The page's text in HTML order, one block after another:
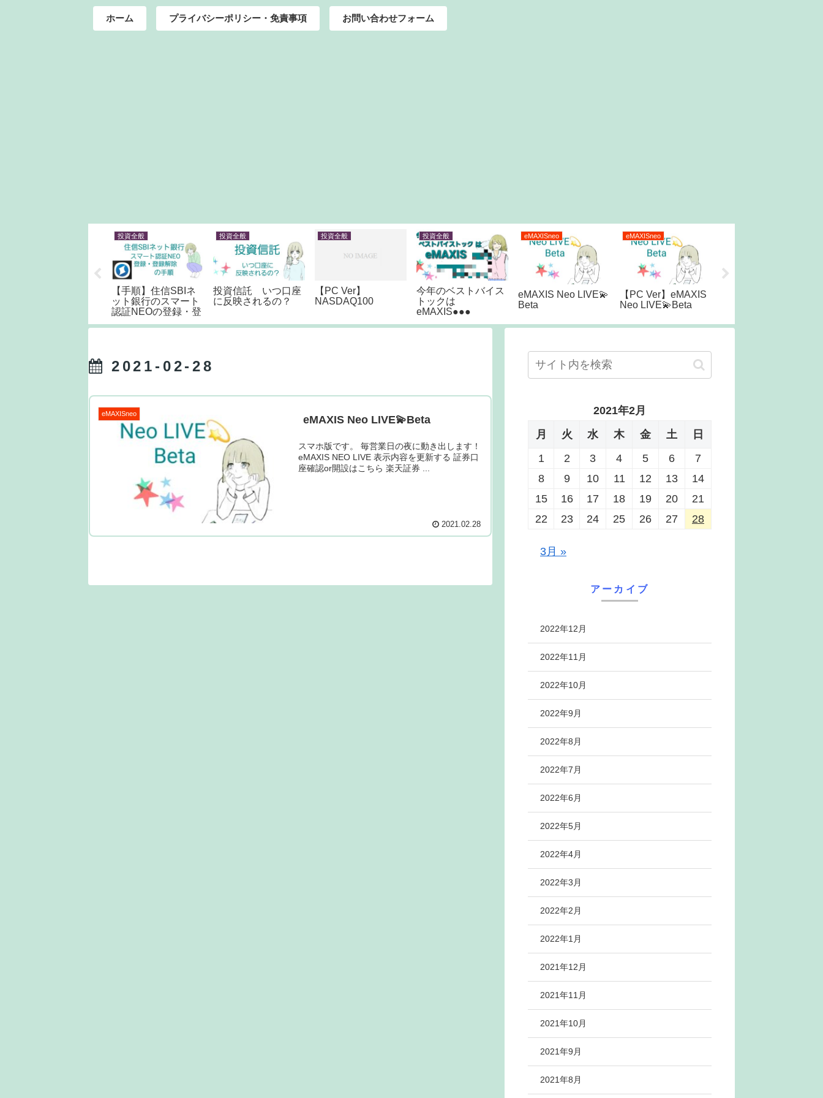
ホーム プライバシーポリシー・免責事項 お問い合わせフォーム
投資全般
【手順】住信SBIネ
ット銀行のスマート
認証NEOの登録・登
録解除
投資全般
投資信託 いつ口座
に反映されるの？
投資全般
【PC Ver】
NASDAQ100
投資全般
今年のベストバイス
トックは
eMAXIS●●●
eMAXISneo
eMAXIS Neo LIVE💫
Beta
eMAXISneo
【PC Ver】eMAXIS
Neo LIVE💫Beta
2021-02-28
eMAXISneo
eMAXIS Neo LIVE💫Beta
スマホ版です。 毎営業日の夜に動き出します！
eMAXIS NEO LIVE 表示内容を更新する 証券口
座確認or開設はこちら 楽天証券 ...
2021.02.28
2021年2月
月
火 水 木 金 土
日
1
2 3 4 5 6
7
8
9 10 11 12 13
14
15
16 17 18 19 20
21
22
23 24 25 26 27 28
3月 »
アーカイブ
2022年12月
2022年11月
2022年10月
2022年9月
2022年8月
2022年7月
2022年6月
2022年5月
2022年4月
2022年3月
2022年2月
2022年1月
2021年12月
2021年11月
2021年10月
2021年9月
2021年8月